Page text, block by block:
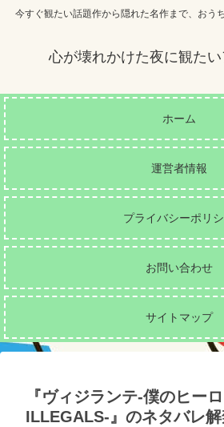
今すぐ観たい話題作から隠れた名作まで、おう
心が壊れかけた夜に観た
ホーム
運営者情報
プライバシーポリ
お問い合わせ
サイトマップ
『ヴィジランテ-僕のヒー
ILLEGALS-』のネタバレ